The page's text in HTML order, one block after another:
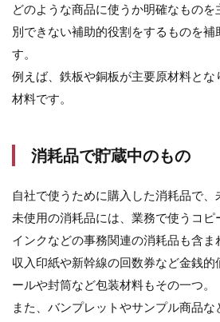
どのような商品に使うか明確なもの
別できない補助的役割をするものを補
す。
例えば、鉄板や銅板が主要原材料と
材料です。
消耗品で貯蔵中のもの
自社で使うために購入した消耗品で、
未使用の消耗品には、業務で使うコ
インクなどの事務関連の消耗品も含ま
収入印紙や新幹線の回数券など金銭
ールや封筒など包装材料もその一つ。
また、バンプレットやサンプル商品